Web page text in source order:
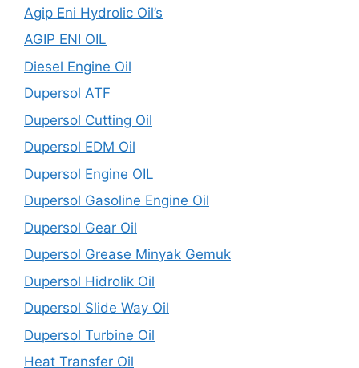
Agip Eni Hydrolic Oil’s
AGIP ENI OIL
Diesel Engine Oil
Dupersol ATF
Dupersol Cutting Oil
Dupersol EDM Oil
Dupersol Engine OIL
Dupersol Gasoline Engine Oil
Dupersol Gear Oil
Dupersol Grease Minyak Gemuk
Dupersol Hidrolik Oil
Dupersol Slide Way Oil
Dupersol Turbine Oil
Heat Transfer Oil